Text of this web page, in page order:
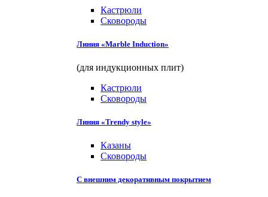
Кастрюли
Сковороды
Линия «Marble Induction»
(для индукционных плит)
Кастрюли
Сковороды
Линия «Trendy style»
Казаны
Сковороды
С внешним декоративным покрытием